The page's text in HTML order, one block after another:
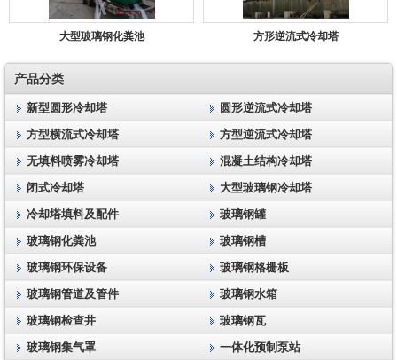
大型玻璃钢化粪池 方形逆流式冷却塔
产品分类
新型圆形冷却塔
圆形逆流式冷却塔
方型横流式冷却塔
方型逆流式冷却塔
无填料喷雾冷却塔
混凝土结构冷却塔
闭式冷却塔
大型玻璃钢冷却塔
冷却塔填料及配件
玻璃钢罐
玻璃钢化粪池
玻璃钢槽
玻璃钢环保设备
玻璃钢格栅板
玻璃钢管道及管件
玻璃钢水箱
玻璃钢检查井
玻璃钢瓦
玻璃钢集气罩
一体化预制泵站